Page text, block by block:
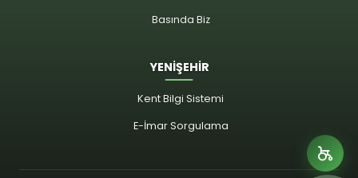
Basında Biz
YENİŞEHİR
Kent Bilgi Sistemi
E-İmar Sorgulama